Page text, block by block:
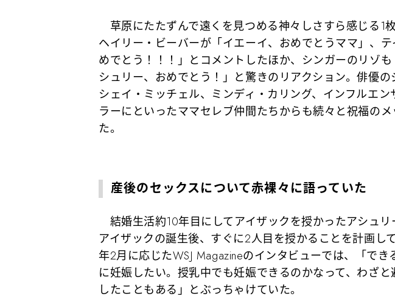
草原にたたずんで遠くを見つめる神々しさすら感じる1
ヘイリー・ビーバーが「イエーイ、おめでとうママ」、
めでとう！！！」とコメントしたほか、シンガーのリゾ
シュリー、おめでとう！」と驚きのリアクション。俳優
シェイ・ミッチェル、ミンディ・カリング、インフルエン
ラーにといったママセレブ仲間たちからも続々と祝福の
た。
産後のセックスについて赤裸々に語っていた
結婚生活約10年目にしてアイザックを授かったアシュリ
アイザックの誕生後、すぐに2人目を授かることを計画し
年2月に応じたWSJ Magazineのインタビューでは、「でき
に妊娠したい。授乳中でも妊娠できるのかなって、わざと
したこともある」とぶっちゃけていた。